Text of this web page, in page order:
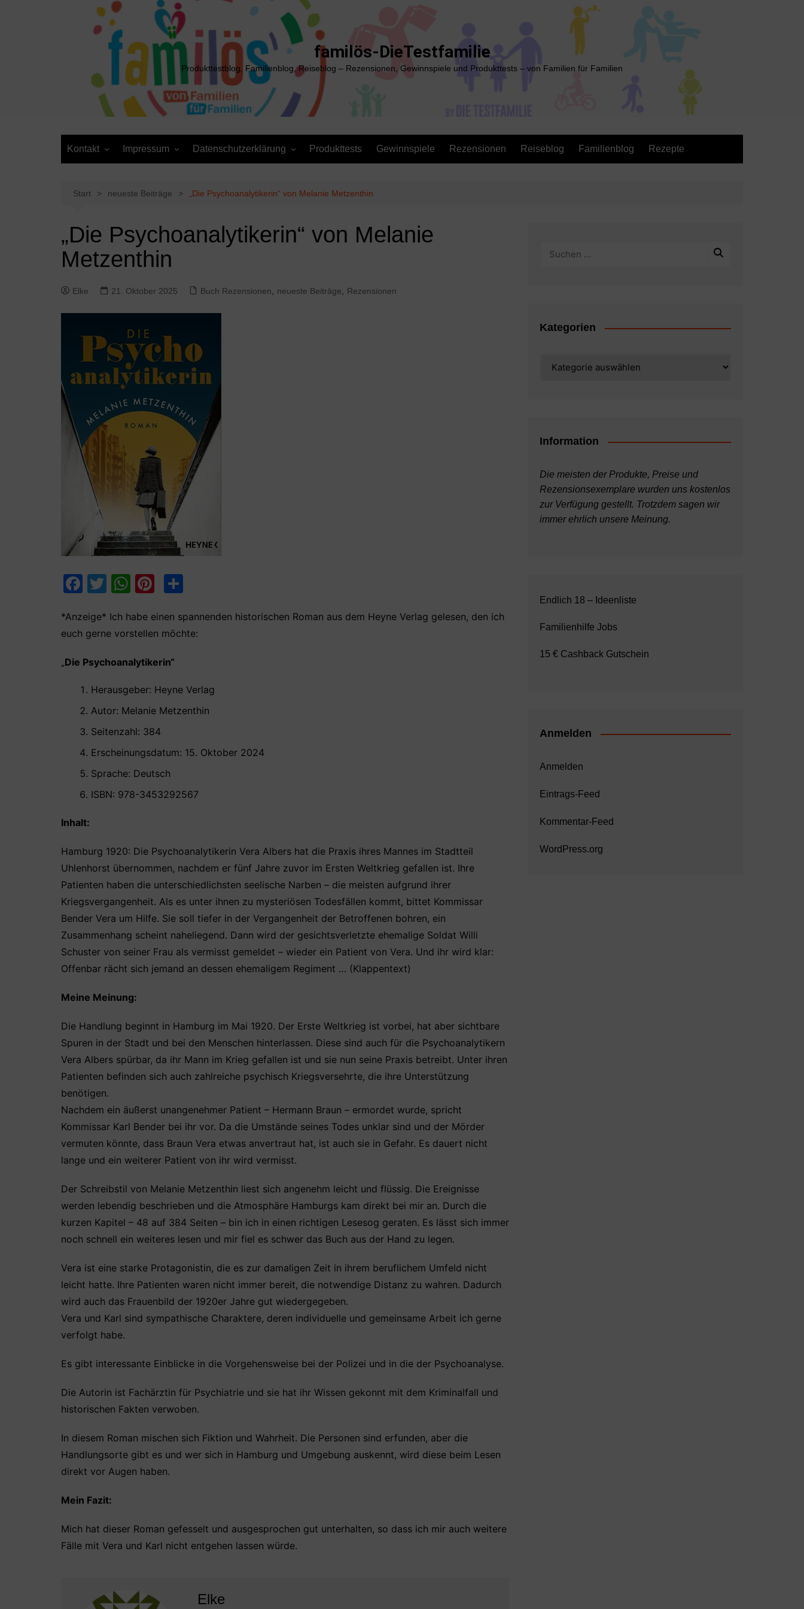
familös-DieTestfamilie
Produkttestblog, Familienblog, Reiseblog – Rezensionen, Gewinnspiele und Produkttests – von Familien für Familien
Kontakt Impressum Datenschutzerklärung Produkttests Gewinnspiele Rezensionen Reiseblog Familienblog Rezepte
Start neueste Beiträge „Die Psychoanalytikerin“ von Melanie Metzenthin
„Die Psychoanalytikerin“ von Melanie
Metzenthin
Elke 21. Oktober 2025 Buch Rezensionen neueste Beiträge Rezensionen
F
c
e
b
o
k
T
itt
er
W
at
s
A
p
Pi
er
e
st
le
n
*Anzeige* Ich habe einen spannenden historischen Roman aus dem Heyne Verlag gelesen, den ich
euch gerne vorstellen möchte:
„Die Psychoanalytikerin“
Herausgeber: Heyne Verlag ‎
Autor: Melanie Metzenthin
Seitenzahl: 384
Erscheinungsdatum: 15. Oktober 2024
Sprache: Deutsch
ISBN: 978-3453292567 ‎ ‎
Inhalt:
Hamburg 1920: Die Psychoanalytikerin Vera Albers hat die Praxis ihres Mannes im Stadtteil
Uhlenhorst übernommen, nachdem er fünf Jahre zuvor im Ersten Weltkrieg gefallen ist. Ihre
Patienten haben die unterschiedlichsten seelische Narben – die meisten aufgrund ihrer
Kriegsvergangenheit. Als es unter ihnen zu mysteriösen Todesfällen kommt, bittet Kommissar
Bender Vera um Hilfe. Sie soll tiefer in der Vergangenheit der Betroffenen bohren, ein
Zusammenhang scheint naheliegend. Dann wird der gesichtsverletzte ehemalige Soldat Willi
Schuster von seiner Frau als vermisst gemeldet – wieder ein Patient von Vera. Und ihr wird klar:
Offenbar rächt sich jemand an dessen ehemaligem Regiment … (Klappentext)
Meine Meinung:
Die Handlung beginnt in Hamburg im Mai 1920. Der Erste Weltkrieg ist vorbei, hat aber sichtbare
Spuren in der Stadt und bei den Menschen hinterlassen. Diese sind auch für die Psychoanalytikern
Vera Albers spürbar, da ihr Mann im Krieg gefallen ist und sie nun seine Praxis betreibt. Unter ihren
Patienten befinden sich auch zahlreiche psychisch Kriegsversehrte, die ihre Unterstützung
benötigen.
Nachdem ein äußerst unangenehmer Patient – Hermann Braun – ermordet wurde, spricht
Kommissar Karl Bender bei ihr vor. Da die Umstände seines Todes unklar sind und der Mörder
vermuten könnte, dass Braun Vera etwas anvertraut hat, ist auch sie in Gefahr. Es dauert nicht
lange und ein weiterer Patient von ihr wird vermisst.
Der Schreibstil von Melanie Metzenthin liest sich angenehm leicht und flüssig. Die Ereignisse
werden lebendig beschrieben und die Atmosphäre Hamburgs kam direkt bei mir an. Durch die
kurzen Kapitel – 48 auf 384 Seiten – bin ich in einen richtigen Lesesog geraten. Es lässt sich immer
noch schnell ein weiteres lesen und mir fiel es schwer das Buch aus der Hand zu legen.
Vera ist eine starke Protagonistin, die es zur damaligen Zeit in ihrem beruflichem Umfeld nicht
leicht hatte. Ihre Patienten waren nicht immer bereit, die notwendige Distanz zu wahren. Dadurch
wird auch das Frauenbild der 1920er Jahre gut wiedergegeben.
Vera und Karl sind sympathische Charaktere, deren individuelle und gemeinsame Arbeit ich gerne
verfolgt habe.
Es gibt interessante Einblicke in die Vorgehensweise bei der Polizei und in die der Psychoanalyse.
Die Autorin ist Fachärztin für Psychiatrie und sie hat ihr Wissen gekonnt mit dem Kriminalfall und
historischen Fakten verwoben.
In diesem Roman mischen sich Fiktion und Wahrheit. Die Personen sind erfunden, aber die
Handlungsorte gibt es und wer sich in Hamburg und Umgebung auskennt, wird diese beim Lesen
direkt vor Augen haben.
Mein Fazit:
Mich hat dieser Roman gefesselt und ausgesprochen gut unterhalten, so dass ich mir auch weitere
Fälle mit Vera und Karl nicht entgehen lassen würde.
Elke
Kategorien
Information
Die meisten der Produkte, Preise und
Rezensionsexemplare wurden uns kostenlos
zur Verfügung gestellt. Trotzdem sagen wir
immer ehrlich unsere Meinung.
Endlich 18 – Ideenliste
Familienhilfe Jobs
15 € Cashback Gutschein
Anmelden
Anmelden
Eintrags-Feed
Kommentar-Feed
WordPress.org